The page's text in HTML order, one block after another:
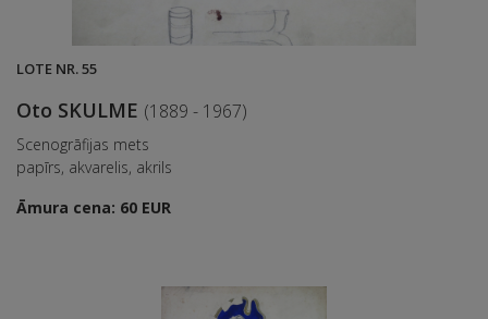
LOTE NR. 55
Oto SKULME (1889 - 1967)
Scenogrāfijas mets
papīrs, akvarelis, akrils
Āmura cena: 60 EUR